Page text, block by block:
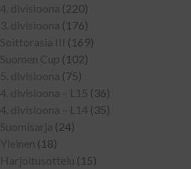
(220)
3. divisioona
(176)
Soittorasia III
(169)
Suomen Cup (102)
(75)
(36)
(35)
Suomisarja
(24)
Yleinen
(18)
Harjoitusottelu
(15)